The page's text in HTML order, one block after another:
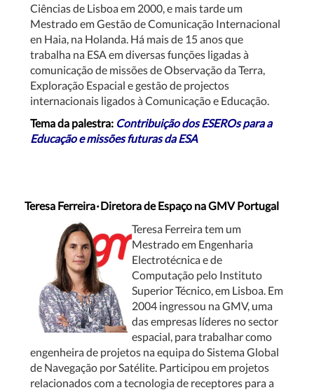
Ciências de Lisboa em 2000, e mais tarde um
Mestrado em Gestão de Comunicação Internacional
en Haia, na Holanda. Há mais de 15 anos que
trabalha na ESA em diversas funções ligadas à
comunicação de missões de Observação da Terra,
Exploração Espacial e gestão de projectos
internacionais ligados à Comunicação e Educação.
Tema da palestra: Contribuição dos ESEROs para a
Educação e missões futuras da ESA
Teresa Ferreira·Diretora de Espaço na GMV Portugal
Teresa Ferreira tem um
Mestrado em Engenharia
Electrotécnica e de
Computação pelo Instituto
Superior Técnico, em Lisboa. Em
2004 ingressou na GMV, uma
das empresas líderes no sector
espacial, para trabalhar como
engenheira de projetos na equipa do Sistema Global
de Navegação por Satélite. Participou em projetos
relacionados com a tecnologia de receptores para a